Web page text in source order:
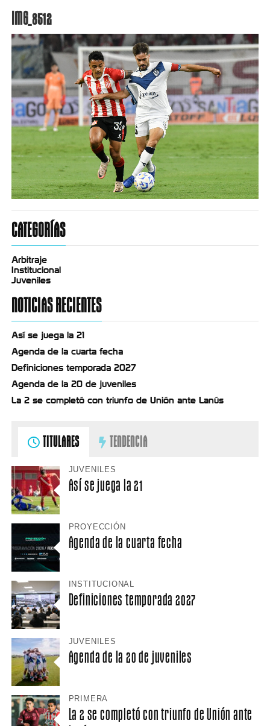
IMG_8512
CATEGORÍAS
Arbitraje
Institucional
Juveniles
NOTICIAS RECIENTES
Así se juega la 21
Agenda de la cuarta fecha
Definiciones temporada 2027
Agenda de la 20 de juveniles
La 2 se completó con triunfo de Unión ante Lanús
TITULARES TENDENCIA
JUVENILES
Así se juega la 21
PROYECCIÓN
Agenda de la cuarta fecha
INSTITUCIONAL
Definiciones temporada 2027
JUVENILES
Agenda de la 20 de juveniles
PRIMERA
La 2 se completó con triunfo de Unión ante